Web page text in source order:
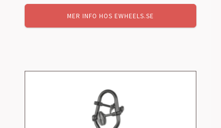
MER INFO HOS EWHEELS.SE